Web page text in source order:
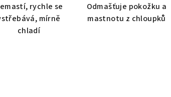
rychle se
mírně
chladí
Odmašťuje pokožku a
mastnotu z chloupků